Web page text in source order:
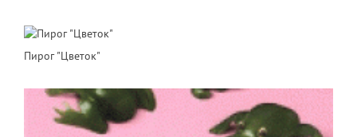
Пирог "Цветок"